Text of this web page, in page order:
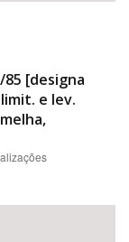
85 [designa
e lev.